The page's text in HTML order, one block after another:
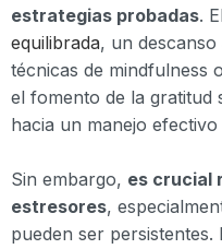
estrategias probadas.
equilibrada, un
técnicas de mindfulness
el fomento de la gratitud
hacia un manejo efectivo
Sin embargo, es crucial
estresores,
pueden ser persistentes.